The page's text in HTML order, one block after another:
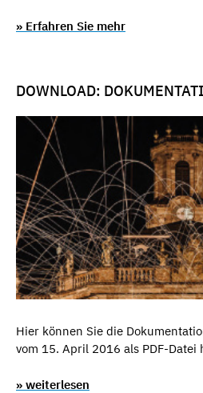
» Erfahren Sie mehr
DOWNLOAD:
Hier können Sie die
vom 15. April 2016 als PDF-Datei
» weiterlesen